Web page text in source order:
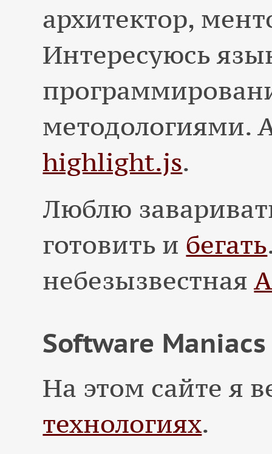
архитектор,
Интересуюсь
методологиями.
highlight.js.
Люблю
готовить и бегать
небезызвестная
Software Maniacs
На этом сайте я
технологиях.